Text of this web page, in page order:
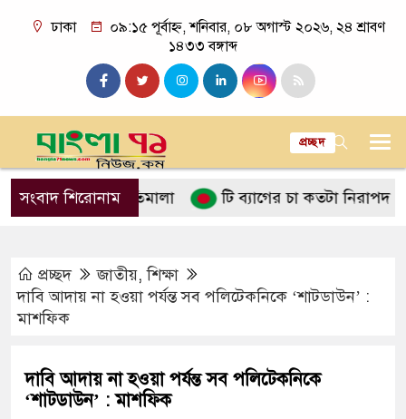
ঢাকা
০৯:১৫ পূর্বাহ্ন, শনিবার, ০৮ অগাস্ট ২০২৬, ২৪ শ্রাবণ
১৪৩৩ বঙ্গাব্দ
প্রচ্ছদ
সংবাদ শিরোনাম
নীতিমালা টি ব্যাগের চা কতটা নিরাপদ
প্রচ্ছদ জাতীয়,শিক্ষা
দাবি আদায় না হওয়া পর্যন্ত সব পলিটেকনিকে ‘শাটডাউন’ :
মাশফিক
দাবি আদায় না হওয়া পর্যন্ত সব পলিটেকনিকে
‘শাটডাউন’ : মাশফিক